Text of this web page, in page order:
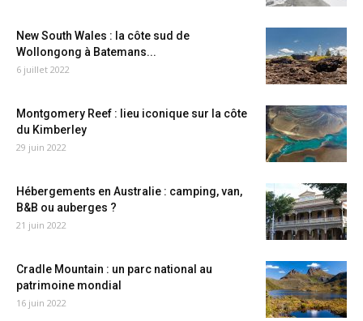
New South Wales : la côte sud de
Wollongong à Batemans...
6 juillet 2022
Montgomery Reef : lieu iconique sur la côte
du Kimberley
29 juin 2022
Hébergements en Australie : camping, van,
B&B ou auberges ?
21 juin 2022
Cradle Mountain : un parc national au
patrimoine mondial
16 juin 2022